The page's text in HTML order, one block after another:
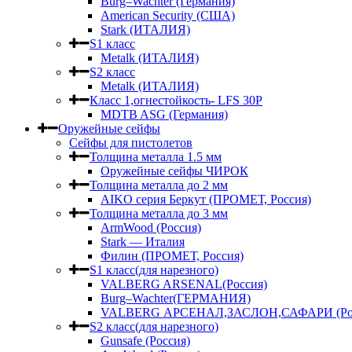
American Security (США)
Stark (ИТАЛИЯ)
S1 класс
Metalk (ИТАЛИЯ)
S2 класс
Metalk (ИТАЛИЯ)
Класс 1,огнестойкость- LFS 30P
MDTB ASG (Германия)
Оружейные сейфы
Сейфы для пистолетов
Толщина металла 1.5 мм
Оружейные сейфы ЧИРОК
Толщина металла до 2 мм
AIKO серия Беркут (ПРОМЕТ, Россия)
Толщина металла до 3 мм
ArmWood (Россия)
Stark — Италия
Филин (ПРОМЕТ, Россия)
S1 класс(для нарезного)
VALBERG ARSENAL(Россия)
Burg–Wachter(ГЕРМАНИЯ)
VALBERG АРСЕНАЛ,ЗАСЛОН,САФАРИ
S2 класс(для нарезного)
Gunsafe (Россия)